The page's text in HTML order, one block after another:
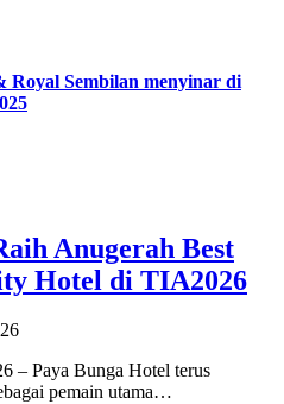
Sembilan menyinar di
Anugerah Best
Hotel di TIA2026
– Paya Bunga Hotel terus
pemain utama…